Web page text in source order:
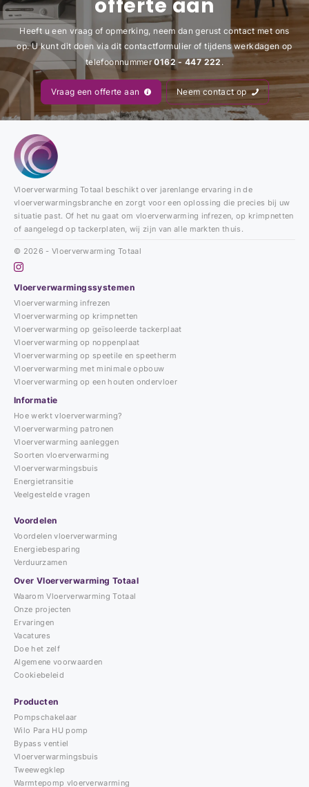
offerte aan
Heeft u een vraag of opmerking, neem dan gerust contact met ons
op. U kunt dit doen via dit contactformulier of tijdens werkdagen op
telefoonnummer0162 - 447 222.
Vraag een offerte aan Neem contact op
Vloerverwarming Totaal beschikt over jarenlange ervaring in de
vloerverwarmingsbranche en zorgt voor een oplossing die precies bij uw
situatie past. Of het nu gaat om vloerverwarming infrezen, op krimpnetten
of aangelegd op tackerplaten, wij zijn van alle markten thuis.
© 2026 - Vloerverwarming Totaal
Vloerverwarmingssystemen
Vloerverwarming infrezen
Vloerverwarming op krimpnetten
Vloerverwarming op geïsoleerde tackerplaat
Vloerverwarming op noppenplaat
Vloerverwarming op speetile en speetherm
Vloerverwarming met minimale opbouw
Vloerverwarming op een houten ondervloer
Informatie
Hoe werkt vloerverwarming?
Vloerverwarming patronen
Vloerverwarming aanleggen
Soorten vloerverwarming
Vloerverwarmingsbuis
Energietransitie
Veelgestelde vragen
Voordelen
Voordelen vloerverwarming
Energiebesparing
Verduurzamen
Over Vloerverwarming Totaal
Waarom Vloerverwarming Totaal
Onze projecten
Ervaringen
Vacatures
Doe het zelf
Algemene voorwaarden
Cookiebeleid
Producten
Pompschakelaar
Wilo Para HU pomp
Bypass ventiel
Vloerverwarmingsbuis
Tweewegklep
Warmtepomp vloerverwarming